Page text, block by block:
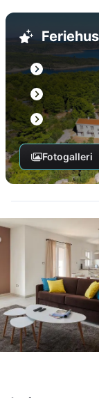
Fotogalleri